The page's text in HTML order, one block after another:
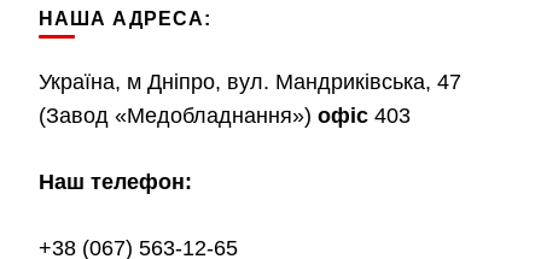
НАША АДРЕСА:
Україна, м Дніпро, вул. Мандриківська, 47
(Завод «Медобладнання») офіс 403
Наш телефон:
+38 (067) 563-12-65